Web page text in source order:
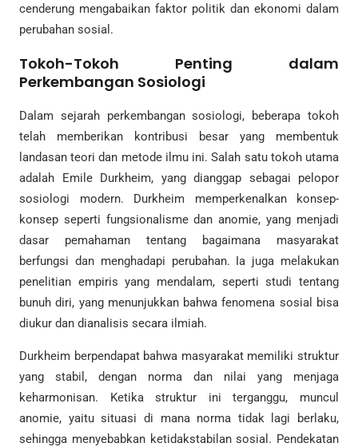
cenderung mengabaikan faktor politik dan ekonomi dalam
perubahan sosial.
Tokoh-Tokoh Penting dalam
Perkembangan Sosiologi
Dalam sejarah perkembangan sosiologi, beberapa tokoh
telah memberikan kontribusi besar yang membentuk
landasan teori dan metode ilmu ini. Salah satu tokoh utama
adalah Emile Durkheim, yang dianggap sebagai pelopor
sosiologi modern. Durkheim memperkenalkan konsep-
konsep seperti fungsionalisme dan anomie, yang menjadi
dasar pemahaman tentang bagaimana masyarakat
berfungsi dan menghadapi perubahan. Ia juga melakukan
penelitian empiris yang mendalam, seperti studi tentang
bunuh diri, yang menunjukkan bahwa fenomena sosial bisa
diukur dan dianalisis secara ilmiah.
Durkheim berpendapat bahwa masyarakat memiliki struktur
yang stabil, dengan norma dan nilai yang menjaga
keharmonisan. Ketika struktur ini terganggu, muncul
anomie, yaitu situasi di mana norma tidak lagi berlaku,
sehingga menyebabkan ketidakstabilan sosial. Pendekatan